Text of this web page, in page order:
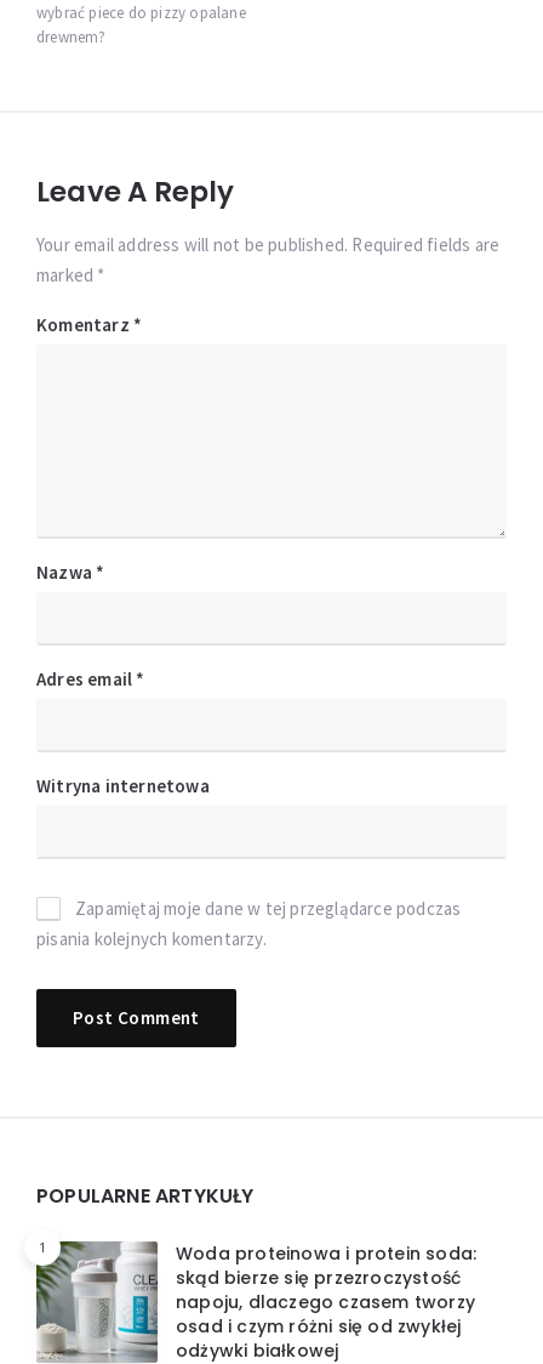
wybrać piece do pizzy opalane
drewnem?
Leave A Reply
Your email address will not be published. Required fields are
marked *
Komentarz *
Nazwa *
Adres email *
Witryna internetowa
Zapamiętaj moje dane w tej przeglądarce podczas
pisania kolejnych komentarzy.
Widgets
POPULARNE ARTYKUŁY
1
Woda proteinowa i protein soda:
skąd bierze się przezroczystość
napoju, dlaczego czasem tworzy
osad i czym różni się od zwykłej
odżywki białkowej